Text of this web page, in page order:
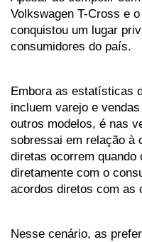
Volkswagen T-Cross e
conquistou um lugar
consumidores do país.
Embora as estatísticas
incluem varejo e
outros modelos, é nas
sobressai em relação à
diretas ocorrem quando
diretamente com o
acordos diretos com as
Nesse cenário, as